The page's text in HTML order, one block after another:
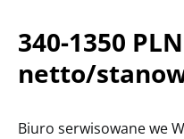
340-1350 PLN
netto/
Biuro serwisowane we